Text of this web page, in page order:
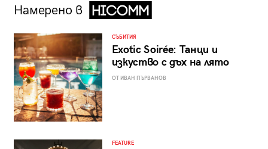
Намерено в
СЪБИТИЯ
Exotic Soirée: Танци и
изкуство с дъх на лято
ОТ ИВАН ПЪРВАНОВ
FEATURE